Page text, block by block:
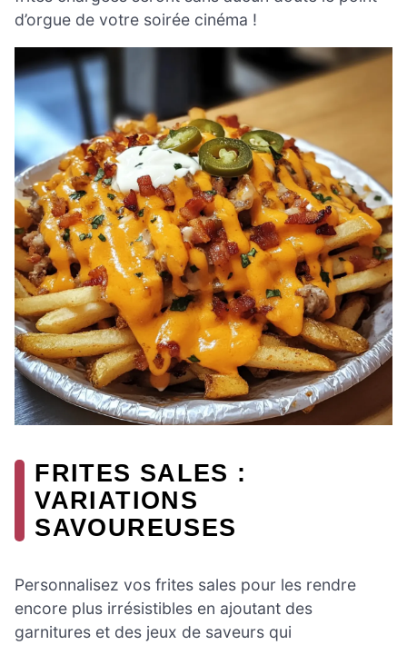
d’orgue de votre soirée cinéma !
FRITES SALES :
VARIATIONS
SAVOUREUSES
Personnalisez vos frites sales pour les rendre
encore plus irrésistibles en ajoutant des
garnitures et des jeux de saveurs qui